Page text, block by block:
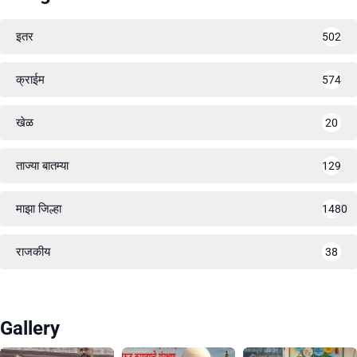
इतर 502
क्राईम 574
खेळ 20
ताज्या बातम्या 129
माझा जिल्हा 1480
राजकीय 38
Gallery